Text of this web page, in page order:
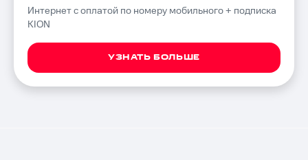
Интернет с оплатой по номеру мобильного + подписка
KION
УЗНАТЬ БОЛЬШЕ